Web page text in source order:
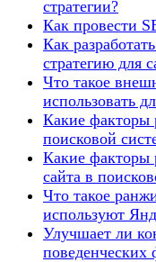
стратегии?
Как провести
Как
стратегию для
Что такое
использовать
Какие факторы
поисковой
Какие факторы
сайта в
Что такое
используют
Улучшает ли
поведенческих